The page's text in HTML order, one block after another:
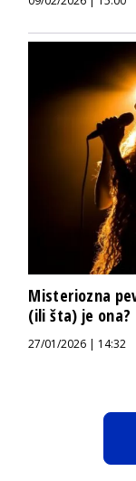
Misteriozna
(ili šta) je ona?
27/01/2026 | 14:32